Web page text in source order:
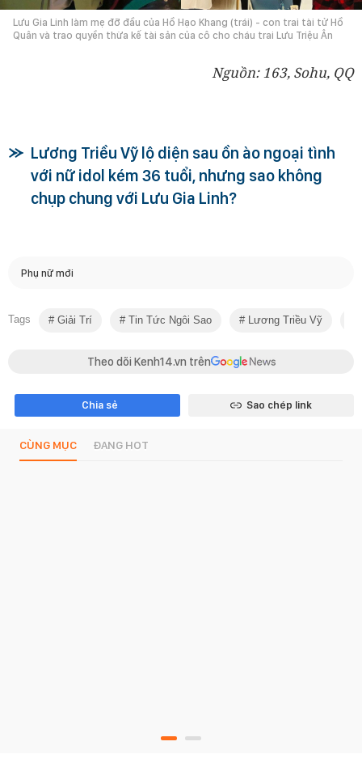
Lưu Gia Linh làm mẹ đỡ đầu của Hồ Hạo Khang (trái) - con trai tài tử Hồ
Quân và trao quyền thừa kế tài sản của cô cho cháu trai Lưu Triệu Ân
Nguồn: 163, Sohu, QQ
Lương Triều Vỹ lộ diện sau ồn ào ngoại tình
với nữ idol kém 36 tuổi, nhưng sao không
chụp chung với Lưu Gia Linh?
Phụ nữ mới
Tags Giải Trí Tin Tức Ngôi Sao Lương Triều Vỹ
Theo dõi Kenh14.vn trên
Chia sẻ Sao chép link
CÙNG MỤC ĐANG HOT